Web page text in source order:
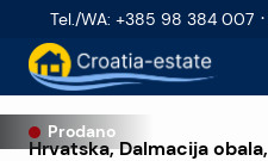
Tel./WA: +385 98 384 007 ·
Prodano
Hrvatska,Dalmacija obala,